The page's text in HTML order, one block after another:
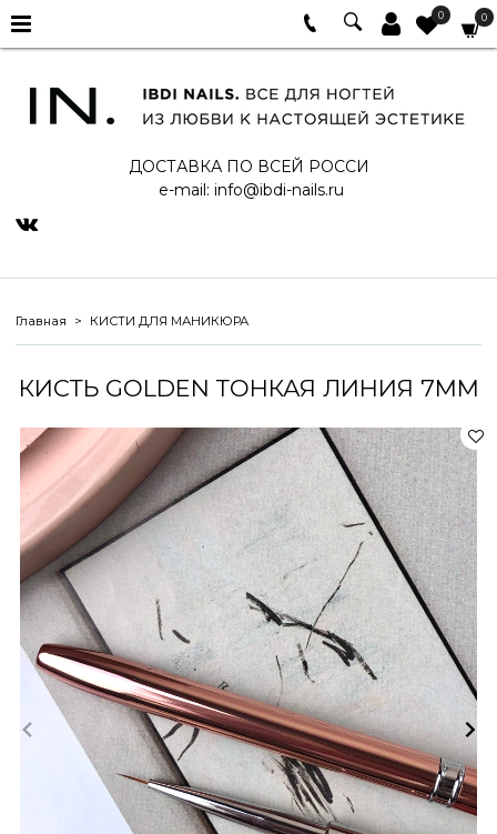
0 0
ДОСТАВКА ПО ВСЕЙ РОССИ
e-mail: info@ibdi-nails.ru
Главная КИСТИ ДЛЯ МАНИКЮРА
КИСТЬ GOLDEN ТОНКАЯ ЛИНИЯ 7MM